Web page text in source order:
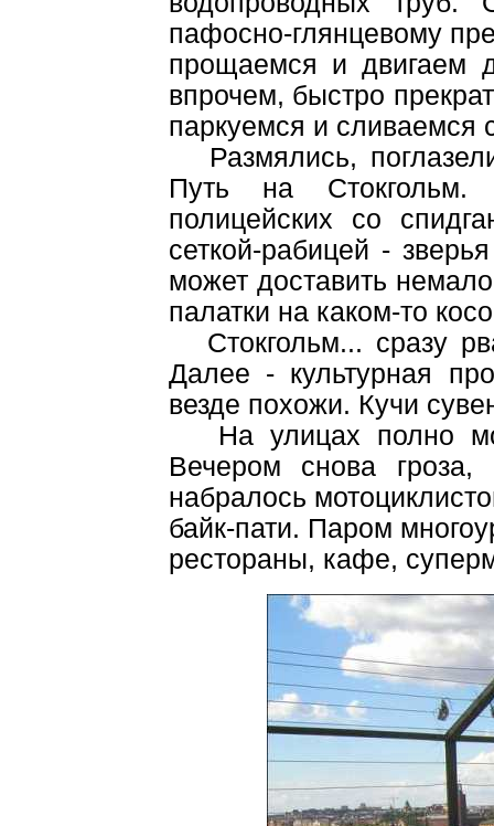
пафосно-глянцевому
прощаемся и двигаем
впрочем, быстро
паркуемся и сливаемся
Размялись,
Путь на Стокгольм.
полицейских со
сеткой-рабицей -
может доставить
палатки на каком-то
Стокгольм... сразу
Далее - культурная
везде похожи. Кучи
На улицах полно
Вечером снова
набралось
байк-пати. Паром
рестораны, кафе,